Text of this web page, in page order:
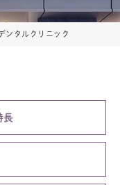
ンタルクリニック
n
長